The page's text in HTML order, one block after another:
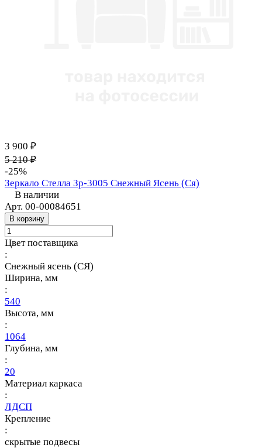
3 900 ₽
5 210 ₽
-25%
Зеркало Стелла Зр-3005 Снежный Ясень (Ся)
В наличии
Арт. 00-00084651
В корзину
Цвет поставщика
:
Снежный ясень (СЯ)
Ширина, мм
:
540
Высота, мм
:
1064
Глубина, мм
:
20
Материал каркаса
:
ЛДСП
Крепление
:
скрытые подвесы